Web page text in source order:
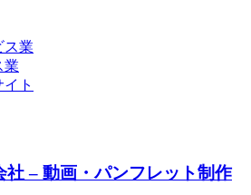
ス業
業
ト
社 – 動画・パンフレット制作